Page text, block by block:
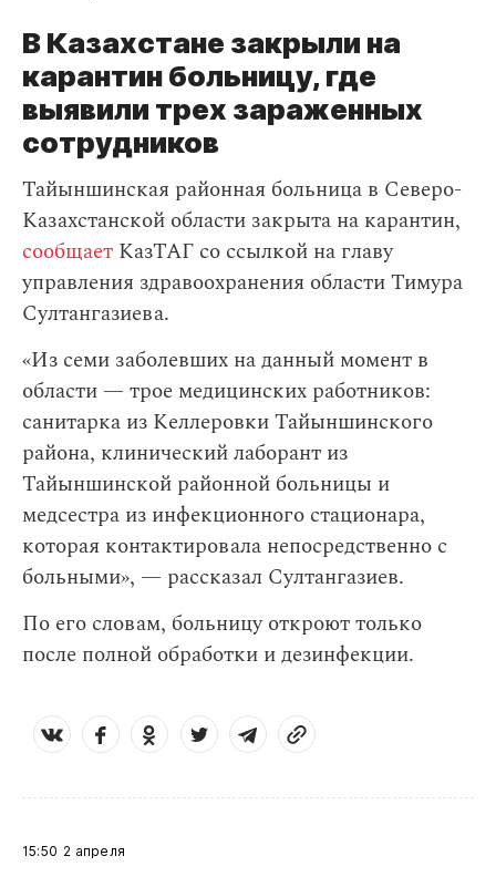
В Казахстане закрыли на
карантин больницу, где
выявили трех зараженных
сотрудников
Тайыншинская районная больница в Северо-
Казахстанской области закрыта на карантин,
сообщает КазТАГ со ссылкой на главу
управления здравоохранения области Тимура
Султангазиева.
«Из семи заболевших на данный момент в
области — трое медицинских работников:
санитарка из Келлеровки Тайыншинского
района, клинический лаборант из
Тайыншинской районной больницы и
медсестра из инфекционного стационара,
которая контактировала непосредственно с
больными», — рассказал Султангазиев.
По его словам, больницу откроют только
после полной обработки и дезинфекции.
15:50 2 апреля